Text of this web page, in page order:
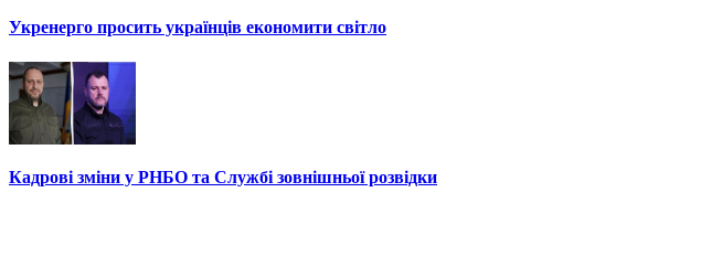
Укренерго просить українців економити світло
Кадрові зміни у РНБО та Службі зовнішньої розвідки